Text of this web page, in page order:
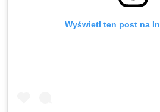
Wyświetl ten post na